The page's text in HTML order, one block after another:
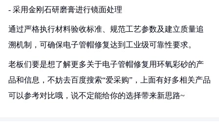
- 采用金刚石研磨膏进行镜面处理
通过严格执行材料验收标准、规范工艺参数及建立质量追
溯机制，可确保电子管帽修复达到工业级可靠性要求。
老板们要是想了解更多关于电子管帽修复用环氧彩砂的产
品和信息，不妨去百度搜索“爱采购”，上面有好多相关产品
可以参考对比哦，说不定能给你的选择带来新思路~